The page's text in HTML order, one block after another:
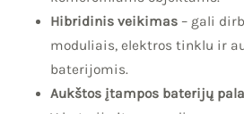
Hibridinis veikimas– gali
moduliais, elektros tinklu ir
baterijomis.
Aukštos įtampos baterijų